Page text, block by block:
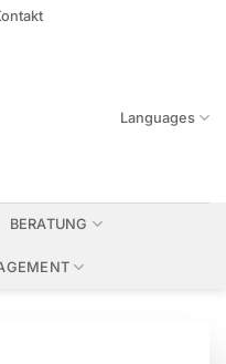
Languages
BERATUNG